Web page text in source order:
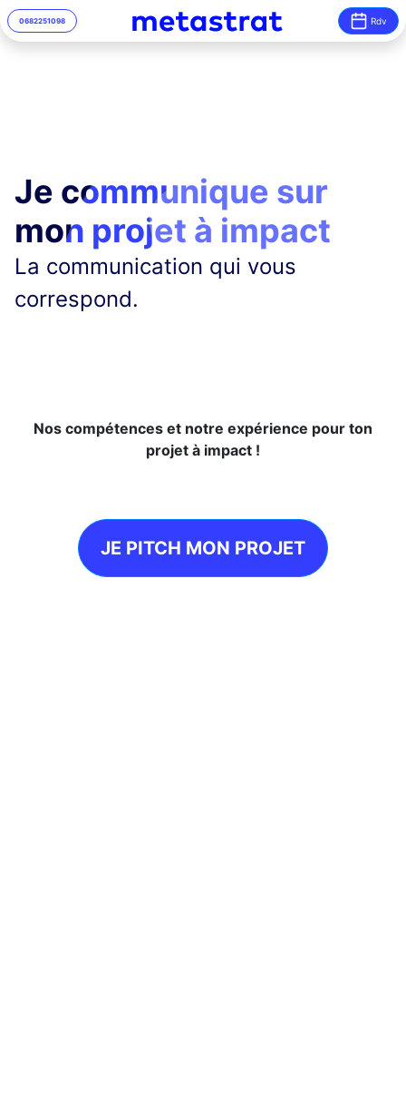
0682251098 Rdv
Je communique sur
mon projet à impact
La communication qui vous
correspond.
Nos compétences et notre expérience pour ton
projet à impact !
JE PITCH MON PROJET